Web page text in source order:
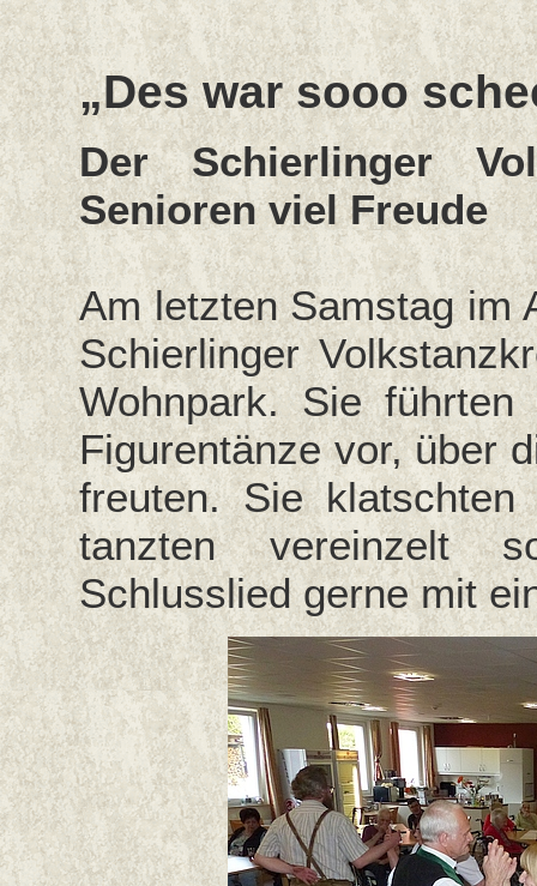
„Des war sooo
Der Schierlinger
Senioren viel Freude
Am letzten Samstag im
Schierlinger
Wohnpark. Sie
Figurentänze vor, über
freuten. Sie
tanzten vereinzelt
Schlusslied gerne mit